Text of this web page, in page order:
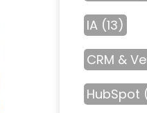
IA (13)
CRM &
HubSpot